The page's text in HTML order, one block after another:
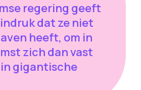
regering geeft
dat ze niet
heeft, om in
zich dan vast
gigantische